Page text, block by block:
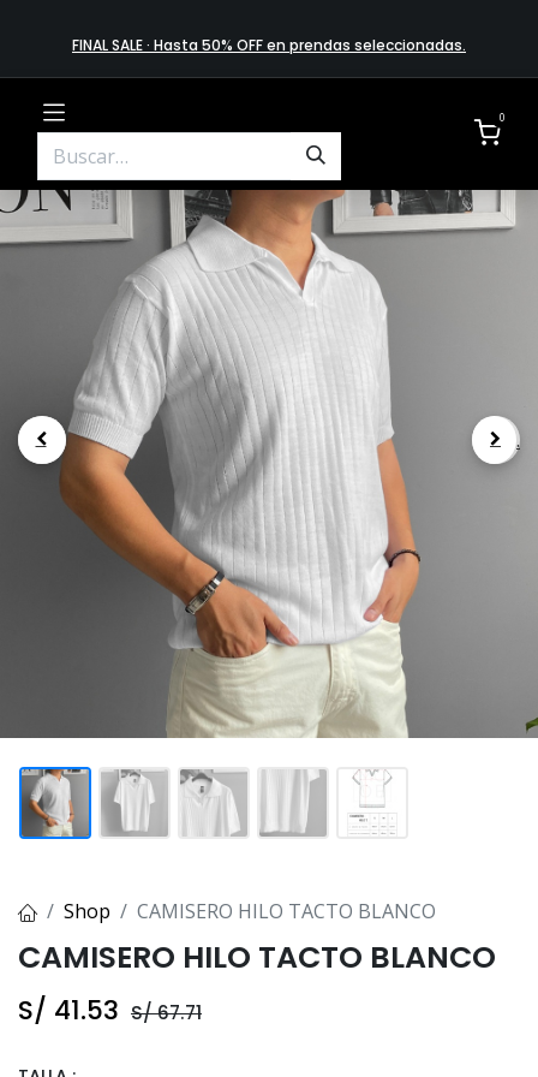
FINAL SALE · Hasta 50% OFF en prendas​ selecciona​das.
0
.
Shop CAMISERO HILO TACTO BLANCO
CAMISERO HILO TACTO BLANCO
S/ 41.53 S/67.71